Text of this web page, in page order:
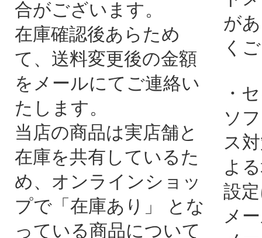
合がございます。
在庫確認後あらため
て、送料変更後の金額
をメールにてご連絡い
たします。
当店の商品は実店舗と
在庫を共有しているた
め、オンラインショッ
プで「在庫あり」 とな
っている商品について
が
く
・
ソ
ス
よ
設
メ